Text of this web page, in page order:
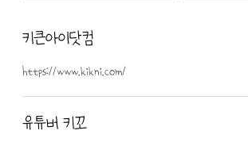
찾은 곳입니다...
키큰아이닷컴
https://www.kikni.com/
유튜버 키꼬